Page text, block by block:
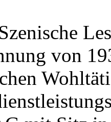
von